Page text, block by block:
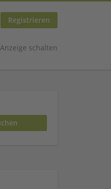
Registrieren
Anzeige schalten